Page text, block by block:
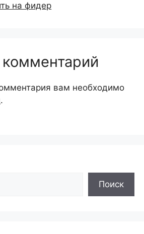
на фидер
комментарий
вам необходимо
.
Поиск